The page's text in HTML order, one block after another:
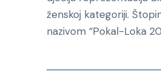
ženskoj kategoriji.
nazivom “Pokal-Loka